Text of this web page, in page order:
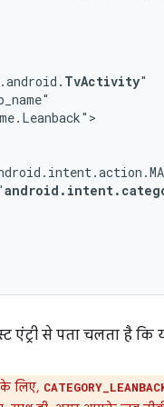
TvActivity
एंट्री से पता चलता है
लिए,